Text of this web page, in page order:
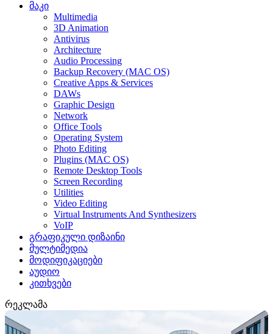
მაკი
Multimedia
3D Animation
Antivirus
Architecture
Audio Processing
Backup Recovery (MAC OS)
Creative Apps & Services
DAWs
Graphic Design
Network
Office Tools
Operating System
Photo Editing
Plugins (MAC OS)
Remote Desktop Tools
Screen Recording
Utilities
Video Editing
Virtual Instruments And Synthesizers
VoIP
გრაფიკული დიზაინი
მულტიმედია
მოდიფიკაციები
აუდიო
კითხვები
რეკლამა